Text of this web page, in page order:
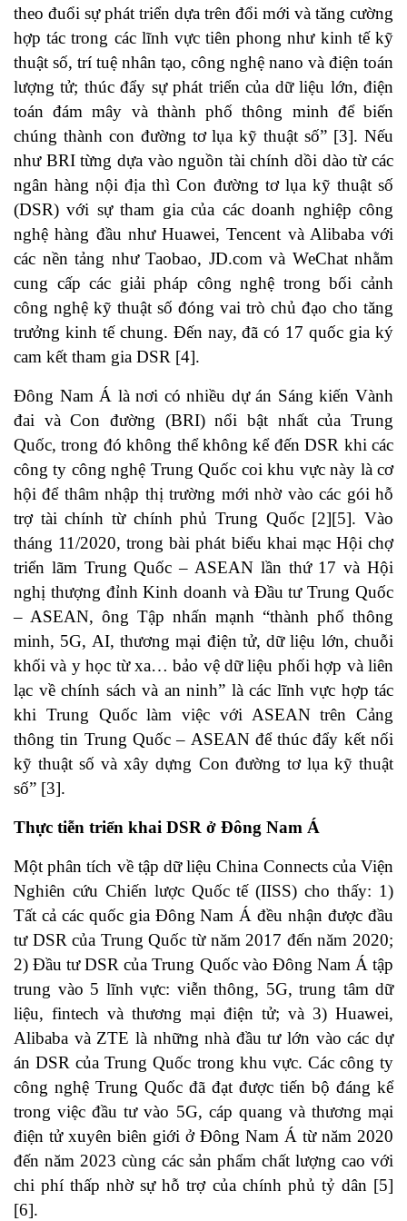
theo đuổi sự phát triển dựa trên đổi mới và tăng cường
hợp tác trong các lĩnh vực tiên phong như kinh tế kỹ
thuật số, trí tuệ nhân tạo, công nghệ nano và điện toán
lượng tử; thúc đẩy sự phát triển của dữ liệu lớn, điện
toán đám mây và thành phố thông minh để biến
chúng thành con đường tơ lụa kỹ thuật số” [3]. Nếu
như BRI từng dựa vào nguồn tài chính dồi dào từ các
ngân hàng nội địa thì Con đường tơ lụa kỹ thuật số
(DSR) với sự tham gia của các doanh nghiệp công
nghệ hàng đầu như Huawei, Tencent và Alibaba với
các nền tảng như Taobao, JD.com và WeChat nhằm
cung cấp các giải pháp công nghệ trong bối cảnh
công nghệ kỹ thuật số đóng vai trò chủ đạo cho tăng
trưởng kinh tế chung. Đến nay, đã có 17 quốc gia ký
cam kết tham gia DSR [4].
Đông Nam Á là nơi có nhiều dự án Sáng kiến ​​Vành
đai và Con đường (BRI) nổi bật nhất của Trung
Quốc, trong đó không thể không kể đến DSR khi các
công ty công nghệ Trung Quốc coi khu vực này là cơ
hội để thâm nhập thị trường mới nhờ vào các gói hỗ
trợ tài chính từ chính phủ Trung Quốc [2][5]. Vào
tháng 11/2020, trong bài phát biểu khai mạc Hội chợ
triển lãm Trung Quốc – ASEAN lần thứ 17 và Hội
nghị thượng đỉnh Kinh doanh và Đầu tư Trung Quốc
– ASEAN, ông Tập nhấn mạnh “thành phố thông
minh, 5G, AI, thương mại điện tử, dữ liệu lớn, chuỗi
khối và y học từ xa… bảo vệ dữ liệu phối hợp và liên
lạc về chính sách và an ninh” là các lĩnh vực hợp tác
khi Trung Quốc làm việc với ASEAN trên Cảng
thông tin Trung Quốc – ASEAN để thúc đẩy kết nối
kỹ thuật số và xây dựng Con đường tơ lụa kỹ thuật
số” [3].
Thực tiễn triển khai DSR ở Đông Nam Á
Một phân tích về tập dữ liệu China Connects của Viện
Nghiên cứu Chiến lược Quốc tế (IISS) cho thấy: 1)
Tất cả các quốc gia Đông Nam Á đều nhận được đầu
tư DSR của Trung Quốc từ năm 2017 đến năm 2020;
2) Đầu tư DSR của Trung Quốc vào Đông Nam Á tập
trung vào 5 lĩnh vực: viễn thông, 5G, trung tâm dữ
liệu, fintech và thương mại điện tử; và 3) Huawei,
Alibaba và ZTE là những nhà đầu tư lớn vào các dự
án DSR của Trung Quốc trong khu vực. Các công ty
công nghệ Trung Quốc đã đạt được tiến bộ đáng kể
trong việc đầu tư vào 5G, cáp quang và thương mại
điện tử xuyên biên giới ở Đông Nam Á từ năm 2020
đến năm 2023 cùng các sản phẩm chất lượng cao với
chi phí thấp nhờ sự hỗ trợ của chính phủ tỷ dân [5]
[6].